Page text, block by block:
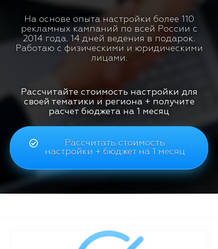
На основе опыта настройки более 110
рекламных кампаний по всей России с
2014 года. 14 дней ведения в подарок.
Работаю с физическими и юридическими
лицами.
Рассчитайте стоимость настройки для
своей тематики и региона + получите
расчет бюджета на 1 месяц
Рассчитать стоимость
настройки + бюджет на 1 месяц